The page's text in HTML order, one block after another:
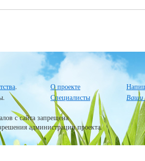
.
О проекте
Специалисты
Ваши
с сайта запрещена
администрации проекта.